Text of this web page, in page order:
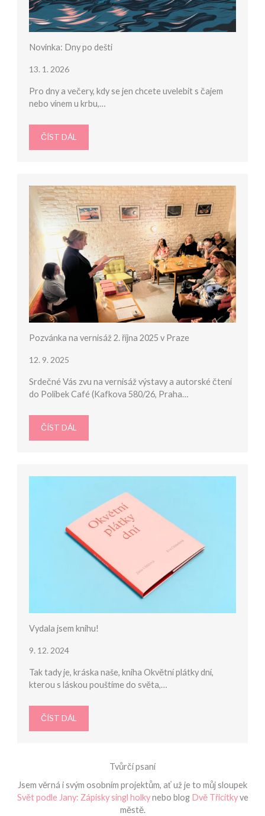
Novinka: Dny po dešti
13. 1. 2026
Pro dny a večery, kdy se jen chcete uvelebit s čajem
nebo vínem u krbu,…
ČÍST DÁL
Pozvánka na vernisáž 2. října 2025 v Praze
12. 9. 2025
Srdečné Vás zvu na vernisáž výstavy a autorské čtení
do Polibek Café (Kafkova 580/26, Praha…
ČÍST DÁL
Vydala jsem knihu!
9. 12. 2024
Tak tady je, kráska naše, kniha Okvětní plátky dní,
kterou s láskou pouštíme do světa,…
ČÍST DÁL
Tvůrčí psaní
Jsem věrná i svým osobním projektům, ať už je to můj sloupek
Svět podle Jany: Zápisky singl holkynebo blog Dvě Třicítkyve
městě.